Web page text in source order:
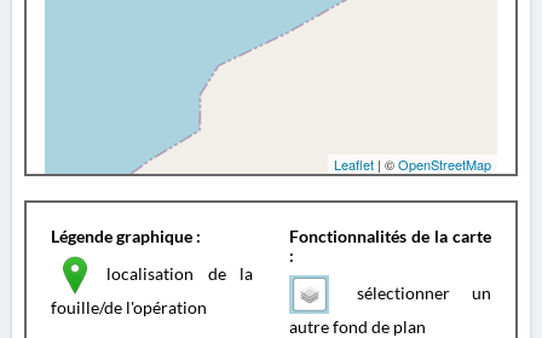
Leaflet | ©OpenStreetMap
Légende graphique :
localisation de la
fouille/de l'opération
Fonctionnalités de la carte
:
sélectionner un
autre fond de plan